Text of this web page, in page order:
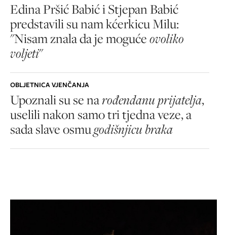
Edina Pršić Babić i Stjepan Babić
predstavili su nam kćerkicu Milu:
"Nisam znala da je mogućeovoliko
voljeti"
OBLJETNICA VJENČANJA
Upoznali su se narođendanu prijatelja,
uselili nakon samo tri tjedna veze, a
sada slave osmugodišnjicu braka